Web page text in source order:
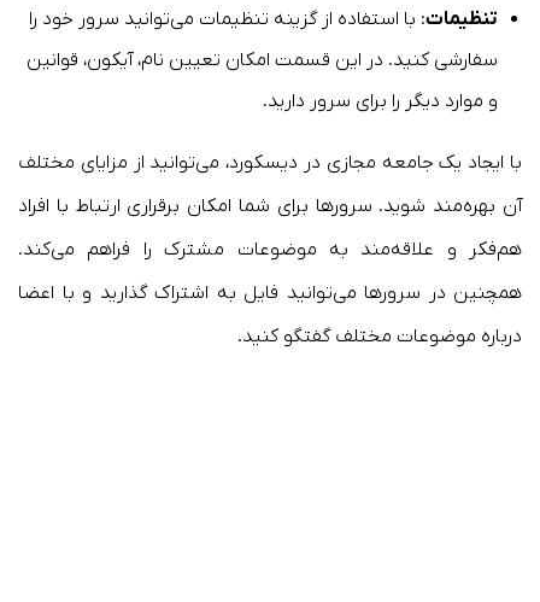
تنظیمات: با استفاده از گزینه تنظیمات می‌توانید سرور خود را
سفارشی کنید. در این قسمت امکان تعیین نام، آیکون، قوانین
و موارد دیگر را برای سرور دارید.
با ایجاد یک جامعه مجازی در دیسکورد، می‌توانید از مزایای مختلف
آن بهره‌مند شوید. سرورها برای شما امکان برقراری ارتباط با افراد
هم‌فکر و علاقه‌مند به موضوعات مشترک را فراهم می‌کند.
همچنین در سرورها می‌توانید فایل به اشتراک‌ گذارید و با اعضا
درباره موضوعات مختلف گفتگو کنید.